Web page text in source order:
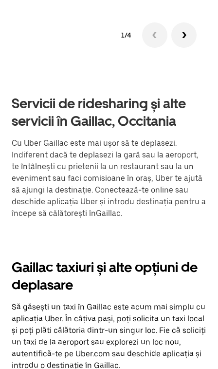
1/4
Servicii de ridesharing și alte
servicii în Gaillac, Occitania
Cu Uber Gaillac este mai ușor să te deplasezi.
Indiferent dacă te deplasezi la gară sau la aeroport,
te întâlnești cu prietenii la un restaurant sau la un
eveniment sau faci comisioane în oraș, Uber te ajută
să ajungi la destinație. Conectează-te online sau
deschide aplicația Uber și introdu destinația pentru a
începe să călătorești înGaillac.
Gaillac taxiuri și alte opțiuni de
deplasare
Să găsești un taxi în Gaillac este acum mai simplu cu
aplicația Uber. În câțiva pași, poți solicita un taxi local
și poți plăti călătoria dintr-un singur loc. Fie că soliciți
un taxi de la aeroport sau explorezi un loc nou,
autentifică-te pe Uber.com sau deschide aplicația și
introdu o destinație în Gaillac.